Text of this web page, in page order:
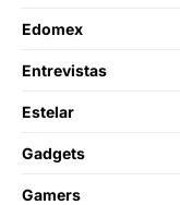
Edomex
Entrevistas
Estelar
Gadgets
Gamers